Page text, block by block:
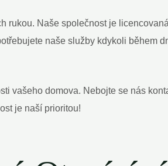
rukou. Naše společnost je
naše služby kdykoli během
vašeho domova. Nebojte se⁣ nás
je naší prioritou!